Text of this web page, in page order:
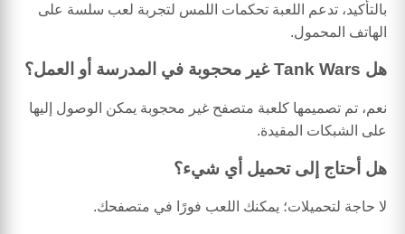
بالتأكيد، تدعم اللعبة تحكمات اللمس لتجربة لعب سلسة على
الهاتف المحمول.
هل Tank Wars غير محجوبة في المدرسة أو العمل؟
نعم، تم تصميمها كلعبة متصفح غير محجوبة يمكن الوصول إليها
على الشبكات المقيدة.
هل أحتاج إلى تحميل أي شيء؟
لا حاجة لتحميلات؛ يمكنك اللعب فورًا في متصفحك.